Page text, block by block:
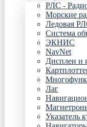
РЛС -
Морские
Ледовая
Система
ЭКНИС
NavNet
Дисплеи и
Лаг
Указатель